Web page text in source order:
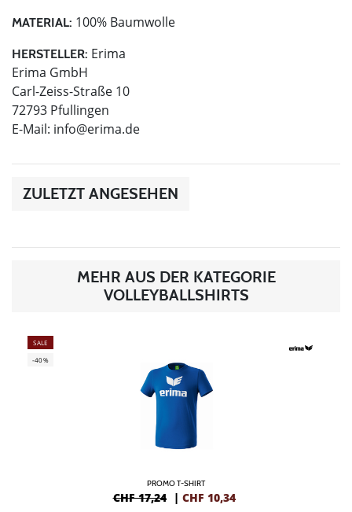
MATERIAL: 100% Baumwolle
HERSTELLER: Erima
Erima GmbH
Carl-Zeiss-Straße 10
72793 Pfullingen
E-Mail: info@erima.de
ZULETZT ANGESEHEN
MEHR AUS DER KATEGORIE
VOLLEYBALLSHIRTS
SALE
-40%
PROMO T-SHIRT
CHF 17,24 | CHF 10,34